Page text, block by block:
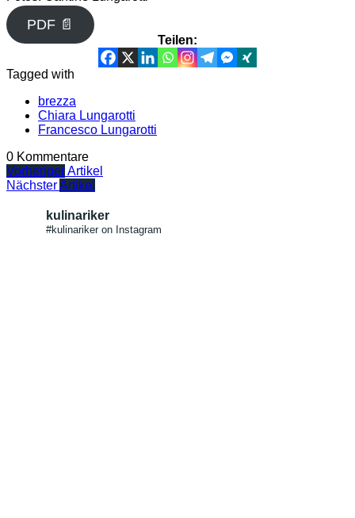
PDF 📄
Teilen:
Tagged with
brezza
Chiara Lungarotti
Francesco Lungarotti
0 Kommentare
VorherigerArtikel
NächsterArtikel
kulinariker
#kulinariker on Instagram